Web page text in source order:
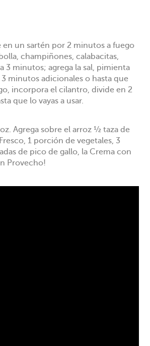
en un sartén por 2 minutos a fuego
champiñones, calabacitas,
3 minutos; agrega la sal, pimienta
minutos adicionales o hasta que
incorpora el cilantro, divide en 2
que lo vayas a usar.
Agrega sobre el arroz ½ taza de
1 porción de vegetales, 3
de pico de gallo, la Crema con
Provecho!